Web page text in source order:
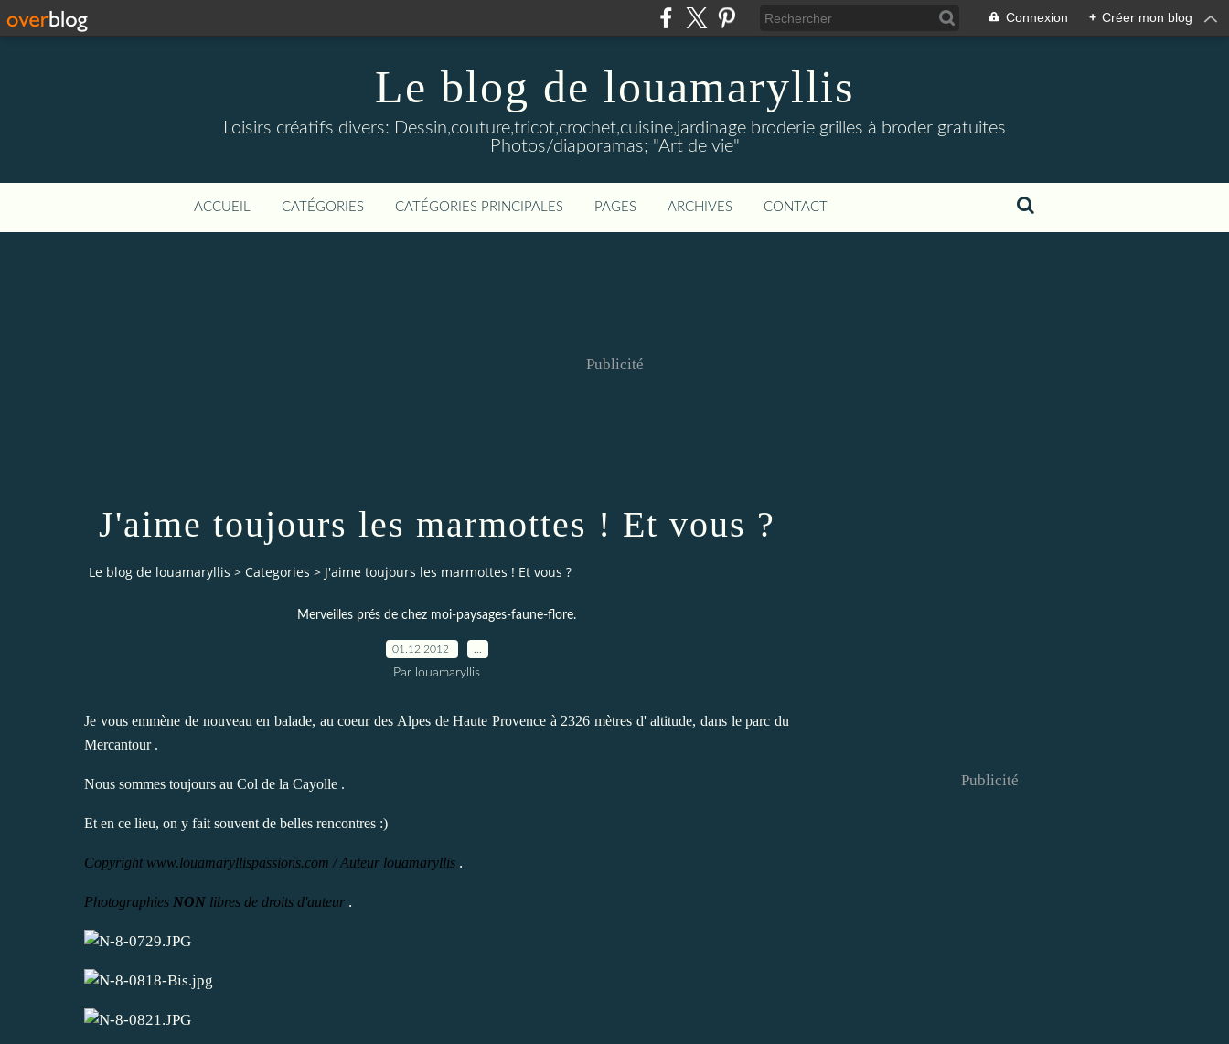
Connexion + Créer mon blog
Le blog de louamaryllis
Loisirs créatifs divers: Dessin,couture,tricot,crochet,cuisine,jardinage broderie grilles à broder gratuites
Photos/diaporamas; "Art de vie"
ACCUEIL CATÉGORIES CATÉGORIES PRINCIPALES PAGES ARCHIVES CONTACT
Publicité
J'aime toujours les marmottes ! Et vous ?
Le blog de louamaryllis > Categories > J'aime toujours les marmottes ! Et vous ?
Merveilles prés de chez moi-paysages-faune-flore.
01.12.2012
Par louamaryllis
Je vous emmène de nouveau en balade, au coeur des Alpes de Haute Provence à 2326 mètres d' altitude, dans le parc du
Mercantour .
Nous sommes toujours au Col de la Cayolle .
Et en ce lieu, on y fait souvent de belles rencontres :)
Copyright www.louamaryllispassions.com / Auteur louamaryllis .
Photographies NON libres de droits d'auteur .
Publicité